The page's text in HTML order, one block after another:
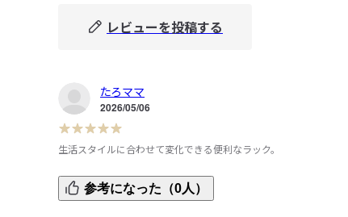
レビューを投稿する
たろママ
2026/05/06
生活スタイルに合わせて変化できる便利なラック。
3人兄弟の生活変化に合わせて購入。縦列ごとに1人ずつス
ースを分け、こどもたち専用のロッカーにしています。一
参考になった（0人）